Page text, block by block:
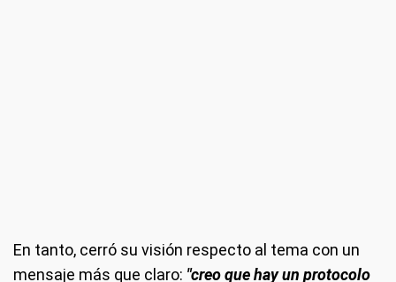
En tanto, cerró su visión respecto al tema con un
mensaje más que claro: "creo que hay un protocolo